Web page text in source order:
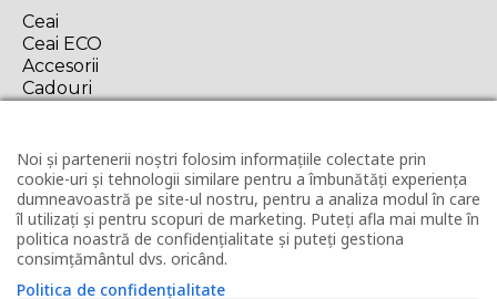
Ceai
Ceai ECO
Accesorii
Cadouri
INFORMAȚII UTILE
Contact
Horeca
Revânzător Tea Forté
Condiții de livrare
Noi și partenerii noștri folosim informațiile colectate prin
cookie-uri și tehnologii similare pentru a îmbunătăți experiența
dumneavoastră pe site-ul nostru, pentru a analiza modul în care
îl utilizați și pentru scopuri de marketing. Puteți afla mai multe în
politica noastră de confidențialitate și puteți gestiona
consimțământul dvs. oricând.
Politica de confidențialitate